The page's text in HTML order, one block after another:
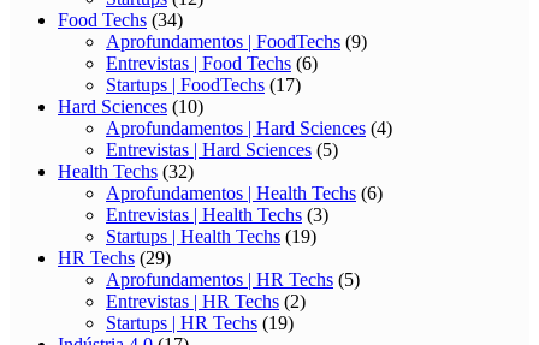
Food Techs (34)
Aprofundamentos | FoodTechs (9)
Entrevistas | Food Techs (6)
Startups | FoodTechs (17)
Hard Sciences (10)
Aprofundamentos | Hard Sciences (4)
Entrevistas | Hard Sciences (5)
Health Techs (32)
Aprofundamentos | Health Techs (6)
Entrevistas | Health Techs (3)
Startups | Health Techs (19)
HR Techs (29)
Aprofundamentos | HR Techs (5)
Entrevistas | HR Techs (2)
Startups | HR Techs (19)